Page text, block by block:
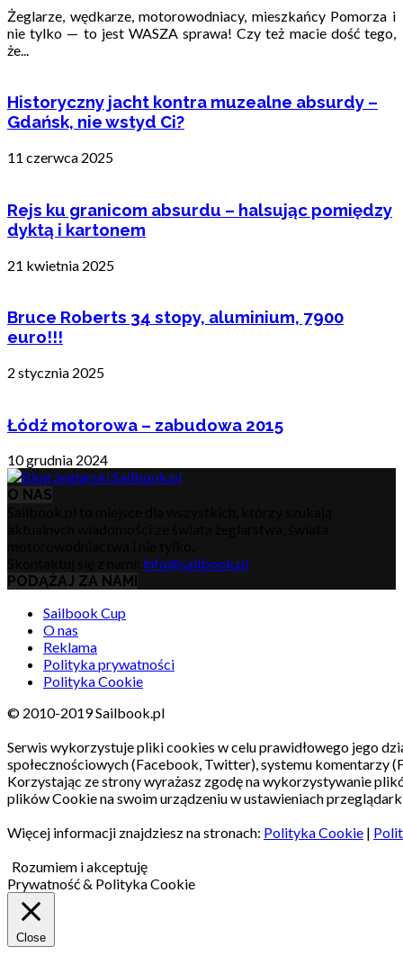
Żeglarze, wędkarze, motorowodniacy, mieszkańcy Pomorza i
nie tylko — to jest WASZA sprawa! Czy też macie dość tego,
że...
Historyczny jacht kontra muzealne absurdy –
Gdańsk, nie wstyd Ci?
11 czerwca 2025
Rejs ku granicom absurdu – halsując pomiędzy
dyktą i kartonem
21 kwietnia 2025
Bruce Roberts 34 stopy, aluminium, 7900
euro!!!
2 stycznia 2025
Łódź motorowa – zabudowa 2015
10 grudnia 2024
O NAS
info@sailbook.pl
PODĄŻAJ ZA NAMI
Sailbook Cup
O nas
Reklama
Polityka prywatności
Polityka Cookie
© 2010-2019 Sailbook.pl
Serwis wykorzystuje pliki cookies w celu prawidłowego jego
społecznościowych (Facebook, Twitter), systemu komentarzy
Korzystając ze strony wyrażasz zgodę na wykorzystywanie
plików Cookie na swoim urządzeniu w ustawieniach
Więcej informacji znajdziesz na stronach: Polityka Cookie |
Rozumiem i akceptuję
Prywatność & Polityka Cookie
Close